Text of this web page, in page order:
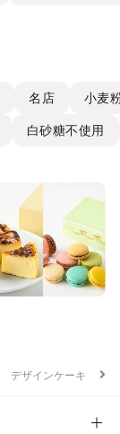
名店 小麦
白砂糖不使用
デザインケーキ